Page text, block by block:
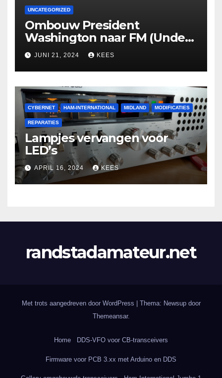
UNCATEGORIZED
Ombouw President
Washington naar FM (Under
Construction)
JUNI 21, 2024 KEES
CYBERNET HAM-INTERNATIONAL MIDLAND MODIFICATIES
REPARATIES
Lampjes vervangen voor
LED’s
APRIL 16, 2024 KEES
randstadamateur.net
Met trots aangedreven door WordPress | Thema: Newsup door
Themeansar.
Home DDS-VFO voor CB-transceivers
Firmware voor PCB 3.xx met Arduino en DDS